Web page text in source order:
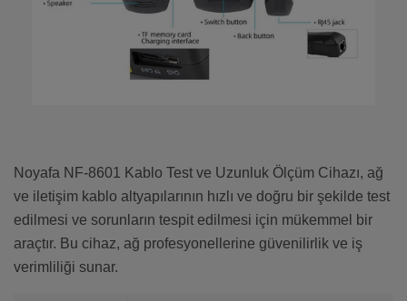
Noyafa NF-8601 Kablo Test ve Uzunluk Ölçüm Cihazı, ağ
ve iletişim kablo altyapılarının hızlı ve doğru bir şekilde test
edilmesi ve sorunların tespit edilmesi için mükemmel bir
araçtır. Bu cihaz, ağ profesyonellerine güvenilirlik ve iş
verimliliği sunar.